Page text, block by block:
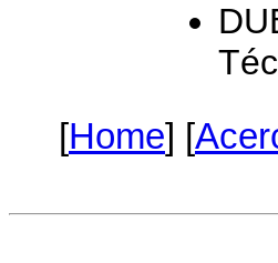
[Home] [